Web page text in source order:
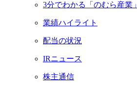
3分でわかる「のむら産業」
業績ハイライト
配当の状況
IRニュース
株主通信